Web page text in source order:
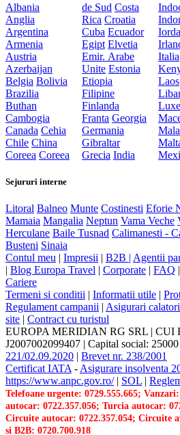
Albania
Anglia
Argentina
Armenia
Austria
Azerbaijan
Belgia Bolivia
Brazilia
Buthan
Cambogia
Canada Cehia
Chile China
Coreea Coreea
de Sud Costa
Rica Croatia
Cuba Ecuador
Egipt Elvetia
Emir. Arabe
Unite Estonia
Etiopia
Filipine
Finlanda
Franta Georgia
Germania
Gibraltar
Grecia India
Italia
Laos
Sejururi interne
Litoral Balneo Munte Costinesti Eforie
Mamaia Mangalia Neptun Vama Veche
Herculane Baile Tusnad Calimanesti -
Busteni Sinaia
Contul meu | Impresii | B2B | Agentii
| Blog Europa Travel | Corporate | FAQ |
Cariere
Termeni si conditii | Informatii utile |
Regulament campanii | Asigurari
site | Contract cu turistul
EUROPA MERIDIAN RG SRL | CUI
J2007002099407 | Capital social:
221/02.09.2020 | Brevet nr. 238/2001
Certificat IATA - Asigurare insolventa
https://www.anpc.gov.ro/| SOL |
Telefoane urgente: 0729.555.665;
autocar: 0722.357.056; Turcia autocar:
Circuite autocar: 0722.357.054; Circuite
si B2B: 0720.700.918